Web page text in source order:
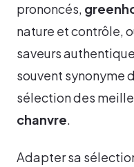
prononcés,
nature et contrôle,
saveurs
souvent synonyme
sélection des
chanvre.
Adapter sa